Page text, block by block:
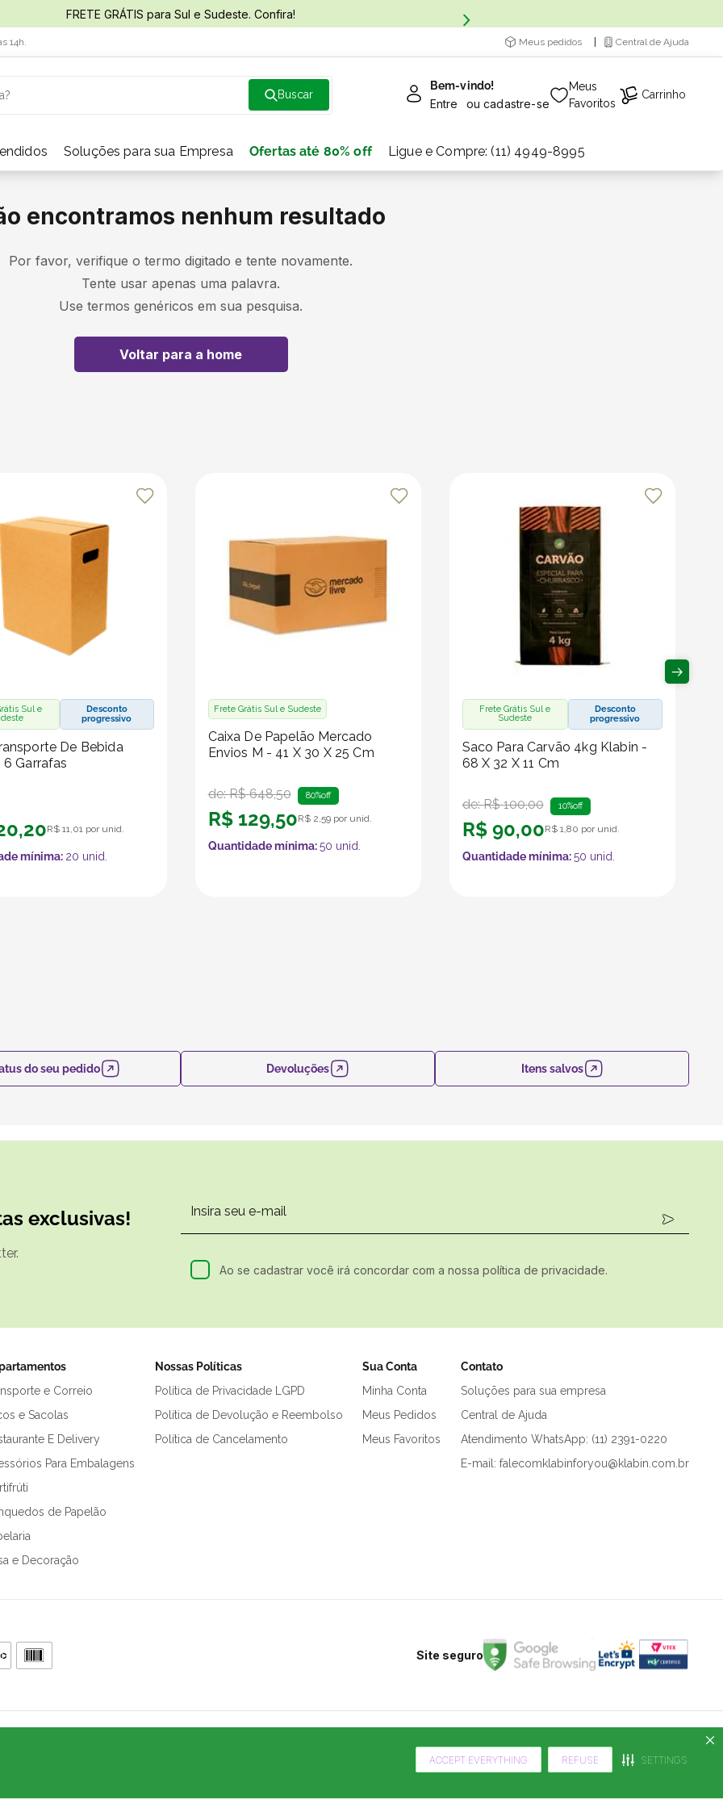
ACCEPT EVERYTHING REFUSE SETTINGS
FRETE GRÁTIS para Sul e Sudeste. Confira!
14h. Meus pedidos Central de Ajuda
Bem-vindo!
Entre ou cadastre-se
Meus
Favoritos
Carrinho
Soluções para sua Empresa Ofertas até 80% off Ligue e Compre: (11) 4949-8995
encontramos nenhum resultado
Por favor, verifique o termo digitado e tente novamente.
Tente usar apenas uma palavra.
Use termos genéricos em sua pesquisa.
Voltar para a home
Sul e
Desconto
progressivo
De Bebida
6 Garrafas
,20R$ 11,01por unid.
mínima: 20 unid.
Frete Grátis Sul e Sudeste
Caixa De Papelão Mercado
Envios M - 41 X 30 X 25 Cm
de:R$ 648,50 80%off
R$ 129,50R$ 2,59por unid.
Quantidade mínima:50 unid.
Frete Grátis Sul e
Sudeste
Desconto
progressivo
Saco Para Carvão 4kg Klabin -
68 X 32 X 11 Cm
de:R$ 100,00 10%off
R$ 90,00R$ 1,80 por unid.
Quantidade mínima:50 unid.
do seu pedido Devoluções Itens salvos
exclusivas!
Ao se cadastrar você irá concordar com a nossa política de privacidade.
e Correio
e Sacolas
E Delivery
Para Embalagens
de Papelão
e Decoração
Nossas Políticas
Política de Privacidade LGPD
Política de Devolução e Reembolso
Política de Cancelamento
Sua Conta
Minha Conta
Meus Pedidos
Meus Favoritos
Contato
Soluções para sua empresa
Central de Ajuda
Atendimento WhatsApp: (11) 2391-0220
E-mail: falecomklabinforyou@klabin.com.br
Site seguro
0001-64
05426-100